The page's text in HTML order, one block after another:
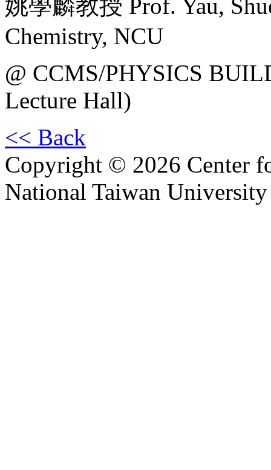
姚學麟教授 Prof. Yau,
Chemistry, NCU
@ CCMS/PHYSICS
Lecture Hall)
<< Back
Copyright © 2026 Center
National Taiwan University